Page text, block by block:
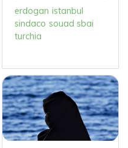
erdogan istanbul
sindaco souad sbai
turchia